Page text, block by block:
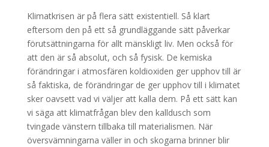
Klimatkrisen är på flera sätt existentiell. Så klart
eftersom den på ett så grundläggande sätt påverkar
förutsättningarna för allt mänskligt liv. Men också för
att den är så absolut, och så fysisk. De kemiska
förändringar i atmosfären koldioxiden ger upphov till är
så faktiska, de förändringar de ger upphov till i klimatet
sker oavsett vad vi väljer att kalla dem. På ett sätt kan
vi säga att klimatfrågan blev den kalldusch som
tvingade vänstern tillbaka till materialismen. När
översvämningarna väller in och skogarna brinner blir